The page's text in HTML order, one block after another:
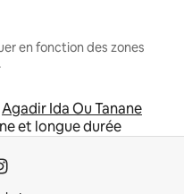
en fonction des zones
Agadir Ida Ou Tanane
et longue durée